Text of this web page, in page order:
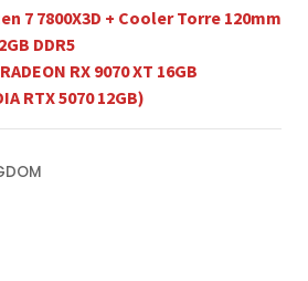
7 7800X3D + Cooler Torre 120mm
DDR5
RX 9070 XT 16GB
RTX 5070 12GB)